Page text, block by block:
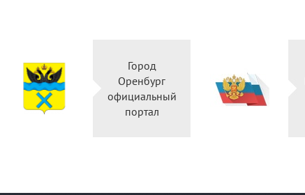
Город
Оренбург
официальный
портал